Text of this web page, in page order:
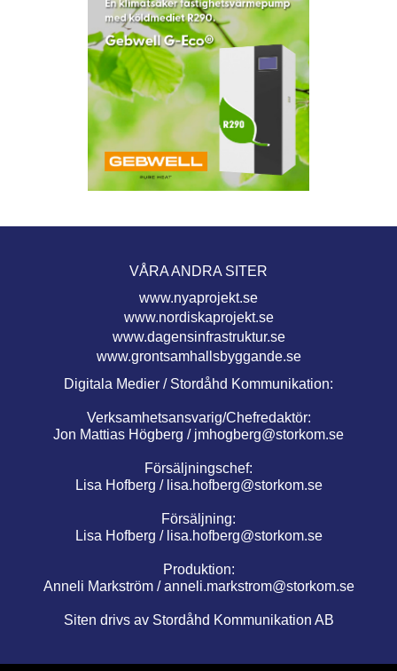
VÅRA ANDRA SITER
www.nyaprojekt.se
www.nordiskaprojekt.se
www.dagensinfrastruktur.se
www.grontsamhallsbyggande.se
Digitala Medier / Stordåhd Kommunikation:
Verksamhetsansvarig/Chefredaktör:
Jon Mattias Högberg / jmhogberg@storkom.se
Försäljningschef:
Lisa Hofberg / lisa.hofberg@storkom.se
Försäljning:
Lisa Hofberg / lisa.hofberg@storkom.se
Produktion:
Anneli Markström /anneli.markstrom@storkom.se
Siten drivs av Stordåhd Kommunikation AB